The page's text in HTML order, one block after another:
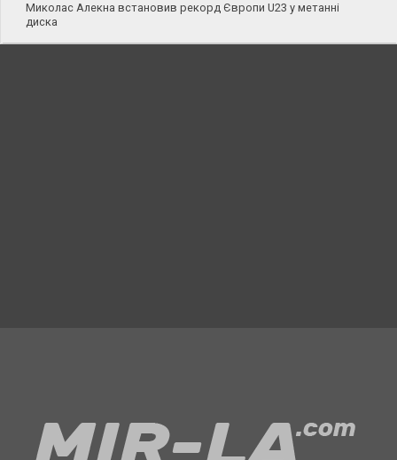
Миколас Алекна встановив рекорд Європи U23 у метанні
диска